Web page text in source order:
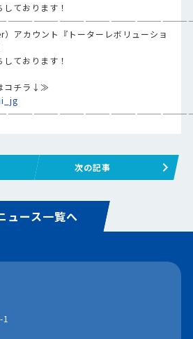
ております！
アカウント『トーターレボリューショ
ております！
コチラ↓≫
次の記事
ュース一覧へ